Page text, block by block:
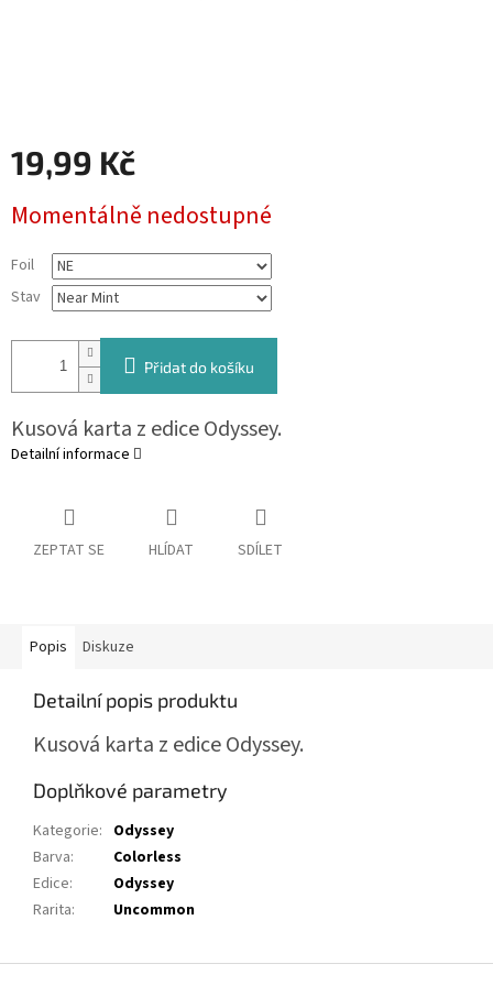
19,99 Kč
cena:
Momentálně nedostupné
Foil
Stav
Přidat do košíku
Kusová karta z edice Odyssey.
Detailní informace
ZEPTAT SE HLÍDAT SDÍLET
Popis Diskuze
Detailní popis produktu
Kusová karta z edice Odyssey.
Doplňkové parametry
Kategorie: Odyssey
Barva:
Colorless
Edice:
Odyssey
Rarita: Uncommon